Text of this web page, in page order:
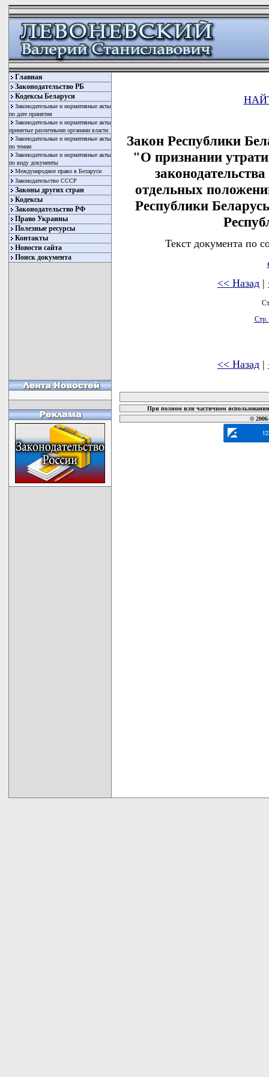
Главная
Законодательство РБ
Кодексы Беларуси
Законодательные и нормативные акты
по дате принятия
Законодательные и нормативные акты
принятые различными органами власти
Законодательные и нормативные акты
по темам
Законодательные и нормативные акты
по виду документы
Международное право в Беларуси
Законодательство СССР
Законы других стран
Кодексы
Законодательство РФ
Право Украины
Полезные ресурсы
Контакты
Новости сайта
Поиск документа
Закон Республики
"О признании
отдельных
Республики
Текст документа по
<< Назад |
Стр.
<< Назад |
При полном или частичном
©